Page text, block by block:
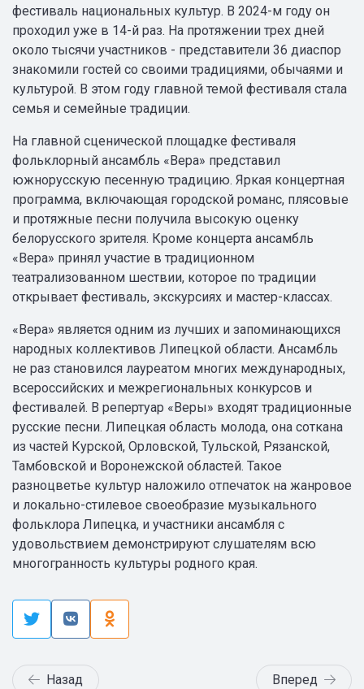
фестиваль национальных культур. В 2024-м году он
проходил уже в 14-й раз. На протяжении трех дней
около тысячи участников - представители 36 диаспор
знакомили гостей со своими традициями, обычаями и
культурой. В этом году главной темой фестиваля стала
семья и семейные традиции.
На главной сценической площадке фестиваля
фольклорный ансамбль «Вера» представил
южнорусскую песенную традицию. Яркая концертная
программа, включающая городской романс, плясовые
и протяжные песни получила высокую оценку
белорусского зрителя. Кроме концерта ансамбль
«Вера» принял участие в традиционном
театрализованном шествии, которое по традиции
открывает фестиваль, экскурсиях и мастер-классах.
«Вера» является одним из лучших и запоминающихся
народных коллективов Липецкой области. Ансамбль
не раз становился лауреатом многих международных,
всероссийских и межрегиональных конкурсов и
фестивалей. В репертуар «Веры» входят традиционные
русские песни. Липецкая область молода, она соткана
из частей Курской, Орловской, Тульской, Рязанской,
Тамбовской и Воронежской областей. Такое
разноцветье культур наложило отпечаток на жанровое
и локально-стилевое своеобразие музыкального
фольклора Липецка, и участники ансамбля с
удовольствием демонстрируют слушателям всю
многогранность культуры родного края.
Назад Вперед